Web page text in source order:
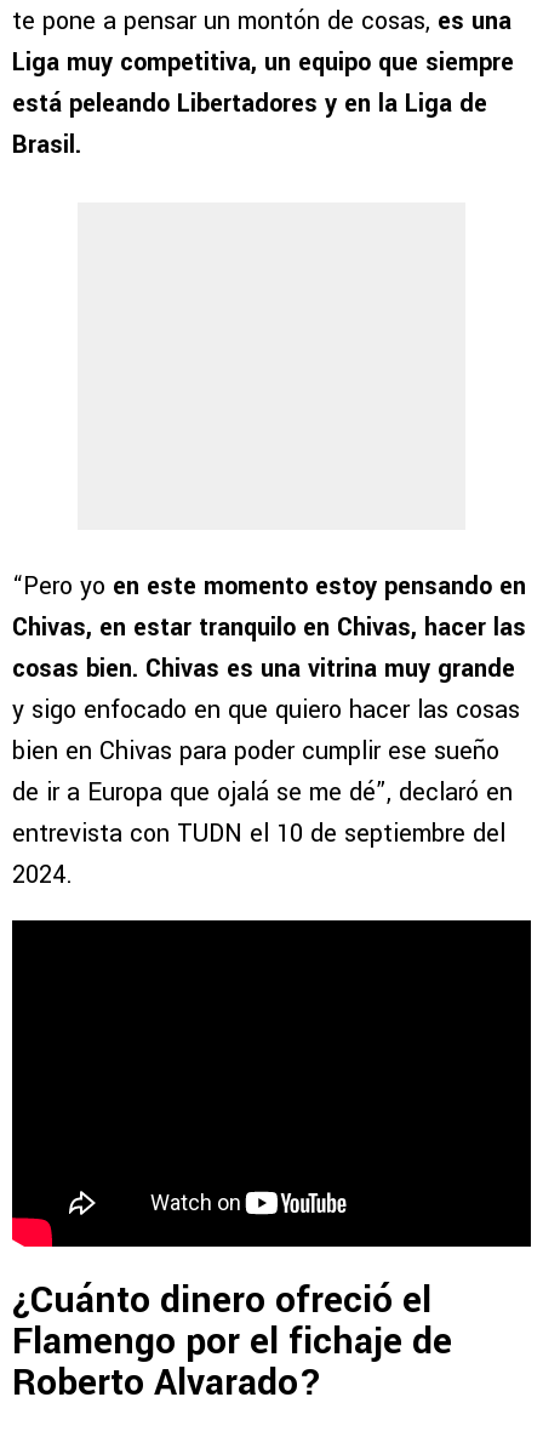
te pone a pensar un montón de cosas, es una
Liga muy competitiva, un equipo que siempre
está peleando Libertadores y en la Liga de
Brasil.
“Pero yo en este momento estoy pensando en
Chivas, en estar tranquilo en Chivas, hacer las
cosas bien. Chivas es una vitrina muy grande
y sigo enfocado en que quiero hacer las cosas
bien en Chivas para poder cumplir ese sueño
de ir a Europa que ojalá se me dé”, declaró en
entrevista con TUDN el 10 de septiembre del
2024.
¿Cuánto dinero ofreció el
Flamengo por el fichaje de
Roberto Alvarado?